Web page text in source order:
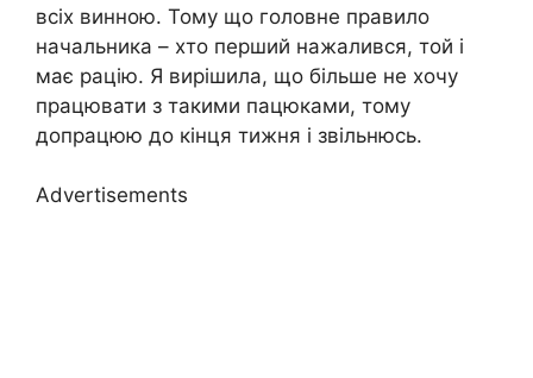
всіх винною. Тому що головне правило
начальника – хто перший нажалився, той і
має рацію. Я вирішила, що більше не хочу
працювати з такими пацюками, тому
допрацюю до кінця тижня і звільнюсь.
Advertisements